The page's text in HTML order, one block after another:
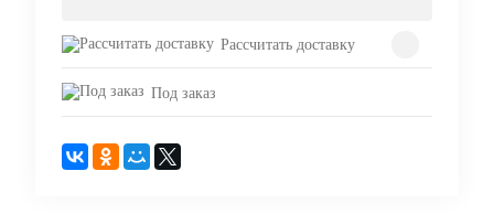
Рассчитать доставку
Под заказ